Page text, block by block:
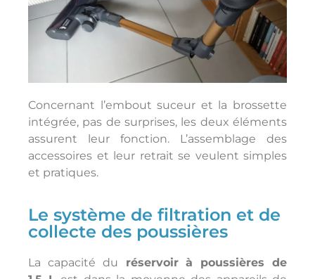
Concernant l’embout suceur et la brossette
intégrée, pas de surprises, les deux éléments
assurent leur fonction. L’assemblage des
accessoires et leur retrait se veulent simples
et pratiques.
Le système de filtration et de
collecte des poussières
La capacité du réservoir à poussières de